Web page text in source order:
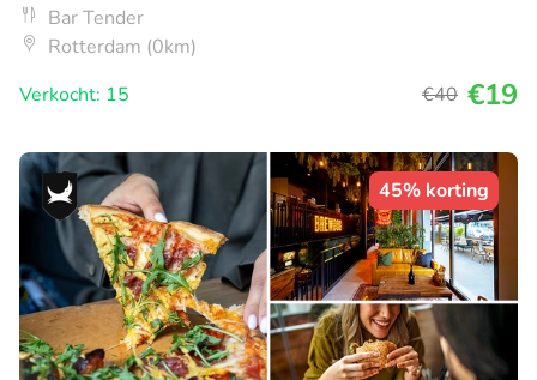
Bar Tender
Rotterdam (0km)
Verkocht: 15
€40 €19
45% korting